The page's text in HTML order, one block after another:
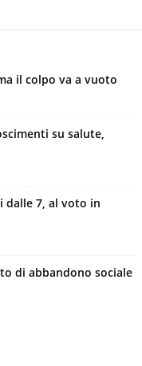
il colpo va a vuoto
su salute,
dalle 7, al voto in
di abbandono sociale